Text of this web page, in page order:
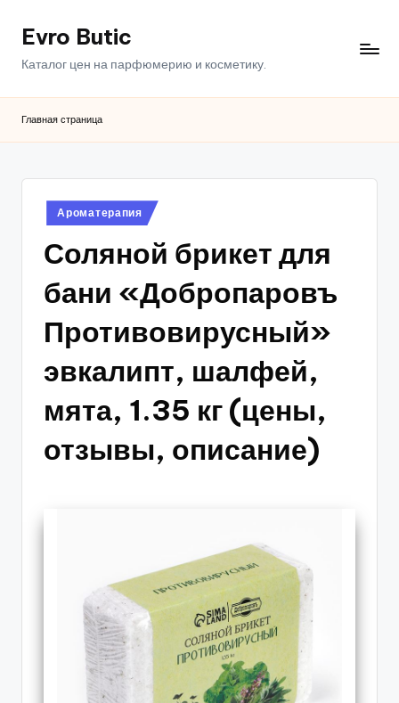
ПерейтиEvro Butic
Каталог цен на парфюмерию и косметику.
Главная страница
Опубликовано
в
Ароматерапия
Соляной брикет для
бани «Добропаровъ
Противовирусный»
эвкалипт, шалфей,
мята, 1.35 кг (цены,
отзывы, описание)